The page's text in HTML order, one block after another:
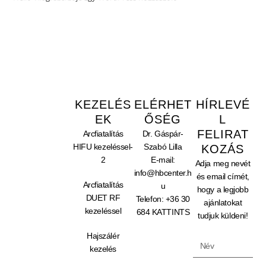
KEZELÉS
EK
Arcfiatalítás
HIFU kezeléssel-
2
Arcfiatalítás
DUET RF
kezeléssel
Hajszálér
kezelés
ELÉRHET
ŐSÉG
Dr. Gáspár-
Szabó Lilla
E-mail:
info@hbcenter.h
u
Telefon: +36 30
684 KATTINTS
HÍRLEVÉ
L
FELIRAT
KOZÁS
Adja meg nevét
és email címét,
hogy a legjobb
ajánlatokat
tudjuk küldeni!